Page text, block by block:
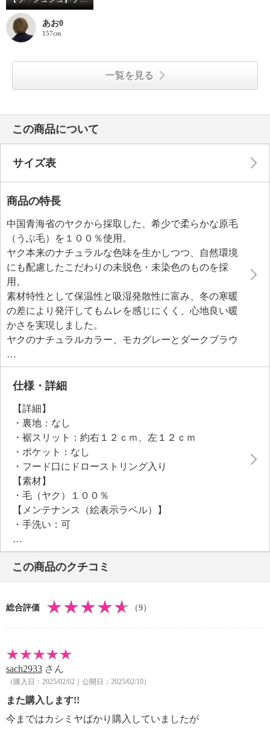
あお0
157cm
一覧を見る
この商品について
サイズ表
商品の特長
中国青海省のヤクから採取した、希少で柔らかな原毛
（うぶ毛）を１００％使用。
ヤク本来のナチュラルな色味を生かしつつ、自然環境
にも配慮したこだわりの未脱色・未染色のものを採
用。
素材特性として保温性と吸湿発散性に富み、冬の寒暖
の差により発汗してもムレを感じにくく、心地良い暖
かさを実現しました。
ヤクのナチュラルカラー、モカグレーとダークブラウ
ンの２色の糸を用いてインターシャ編みで星柄を表
現。
前身頃の大きな星柄は細かなボーダーラインで作製
右袖には星柄と同じ細かなボーダー柄を、左袖には異
なる配色を採用し、オリジナリティーあふれるデザイ
ンに仕上げました。
軽い着心地に、じんわりと包み込むような暖かさ、ヒ
ップラインをさりげなくカバーするゆとりある着丈
で、気になる体形をさりげなくカバーします。
仕様・詳細
【詳細】
・裏地：なし
・裾スリット：約右１２ｃｍ、左１２ｃｍ
・ポケット：なし
・フード口にドローストリング入り
【素材】
・毛（ヤク）１００％
【メンテナンス（絵表示ラベル）】
・手洗い：可
・漂白処理：塩素系・酸素系漂白不可
・タンブル乾燥：不可
・自然乾燥：日陰の平干し
・アイロン仕上げ：可（中温）
【メンテナンス（ケアラベル）】
・毛玉が生じるおそれあり
・中性洗剤使用
【原産国（地）】
・中国製
この商品のクチコミ
総合評価 （9）
sach2933 さん
（購入日：2025/02/02｜公開日：2025/02/10）
また購入します!!
今まではカシミヤばかり購入していましたが